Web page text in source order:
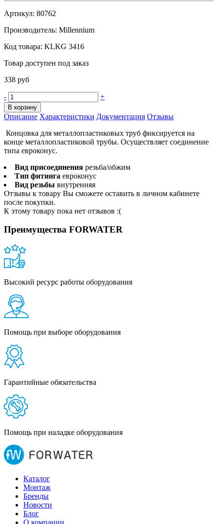
Артикул: 80762
Производитель: Millennium
Код товара: KLKG 3416
Товар доступен под заказ
338 руб
- +
В корзину
Описание Характеристики Документация Отзывы
Концовка для металлопластиковых труб фиксируется на
конце металлопластиковой трубы. Осуществляет соединение
типа евроконус.
Вид присоединения резьба/обжим
Тип фитинга евроконус
Вид резьбы внутренняя
Отзывы к товару Вы сможете оставить в личном кабинете
после покупки.
К этому товару пока нет отзывов :(
Преимущества FORWATER
Высокий ресурс работы оборудования
Помощь при выборе оборудования
Гарантийные обязательства
Помощь при наладке оборудования
Каталог
Монтаж
Бренды
Новости
Блог
О компании